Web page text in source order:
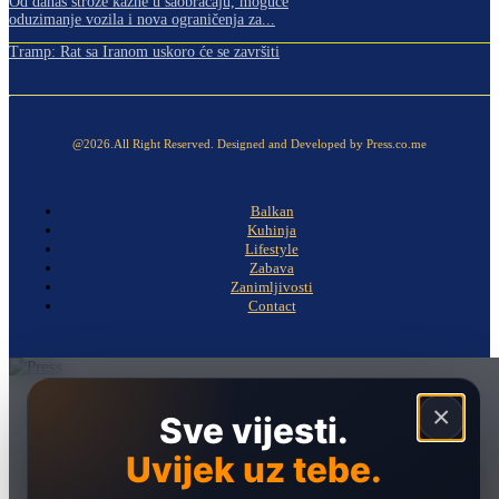
oduzimanje vozila i nova ograničenja za...
Tramp: Rat sa Iranom uskoro će se završiti
@2026.All Right Reserved. Designed and Developed by Press.co.me
Balkan
Kuhinja
Lifestyle
Zabava
Zanimljivosti
Contact
×
Sve vijesti.
Uvijek uz tebe.